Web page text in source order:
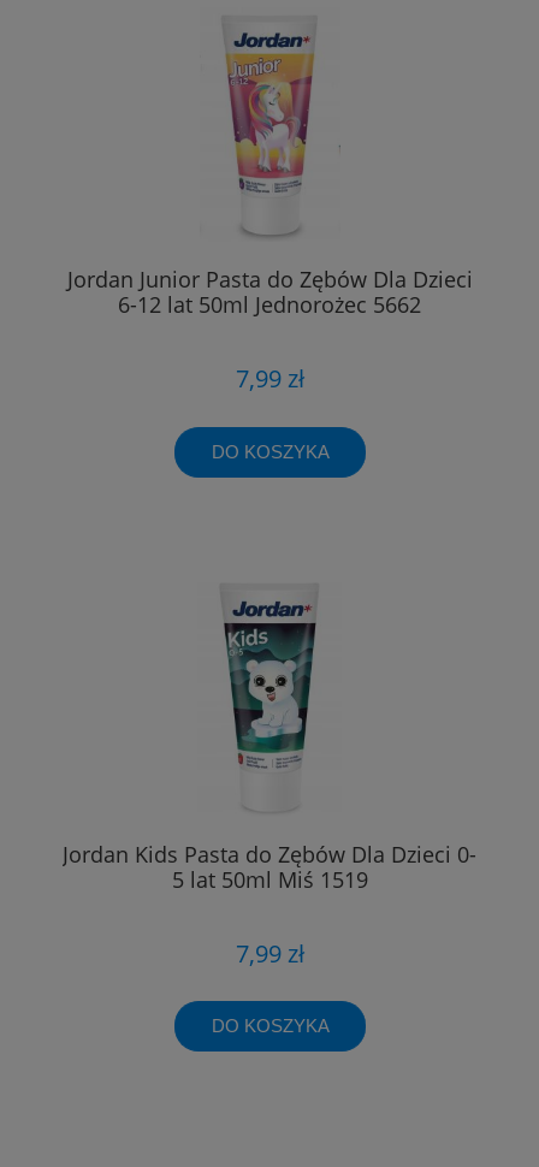
Jordan Junior Pasta do Zębów Dla Dzieci
6-12 lat 50ml Jednorożec 5662
7,99 zł
DO KOSZYKA
Jordan Kids Pasta do Zębów Dla Dzieci 0-
5 lat 50ml Miś 1519
7,99 zł
DO KOSZYKA